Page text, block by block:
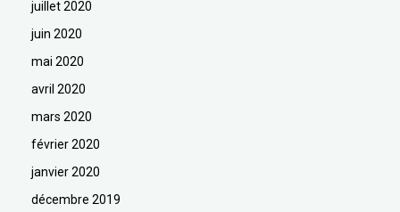
juillet 2020
juin 2020
mai 2020
avril 2020
mars 2020
février 2020
janvier 2020
décembre 2019